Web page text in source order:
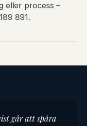
eller process –
891.
går att spåra